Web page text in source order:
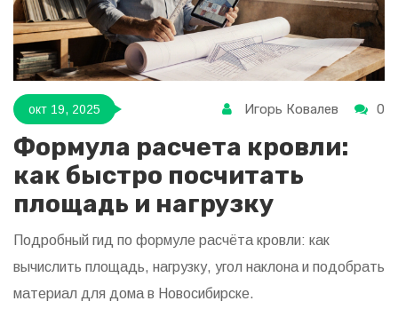
окт 19, 2025 Игорь Ковалев 0
Формула расчета кровли:
как быстро посчитать
площадь и нагрузку
Подробный гид по формуле расчёта кровли: как
вычислить площадь, нагрузку, угол наклона и подобрать
материал для дома в Новосибирске.